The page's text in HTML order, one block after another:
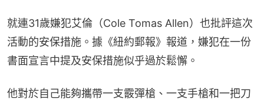
就連31歲嫌犯艾倫（Cole Tomas Allen）也批評這次
活動的安保措施。據《紐約郵報》報道，嫌犯在一份
書面宣言中提及安保措施似乎過於鬆懈。
他對於自己能夠攜帶一支霰彈槍、一支手槍和一把刀